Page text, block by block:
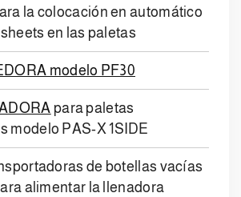
la colocación en automático
en las paletas
modelo PF30
para paletas
modelo PAS-X 1SIDE
de botellas vacías
alimentar la llenadora